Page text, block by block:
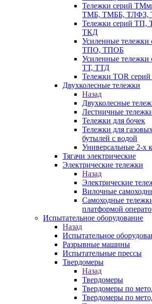
Тележки серий
ТМБ, ТМББ, ТЛФЗ,
Тележки серий
ТКД
Усиленные тележки
ТПО, ТПОБ
Усиленные
ТТ, ТТД
Тележки TOR
Двухколесные тележки
Назад
Двухколесные
Лестничные
Тележки для бочек
Тележки для
бутылей с водой
Универсальные 2-х
Тягачи электрические
Электрические тележки
Назад
Электрические
Вилочные
Самоходные
платформой
Испытательное оборудование
Назад
Испытательное
Разрывные машины
Испытательные прессы
Твердомеры
Назад
Твердомеры
Твердомеры по
Твердомеры по